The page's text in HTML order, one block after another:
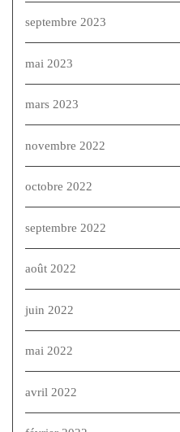
septembre 2023
mai 2023
mars 2023
novembre 2022
octobre 2022
septembre 2022
août 2022
juin 2022
mai 2022
avril 2022